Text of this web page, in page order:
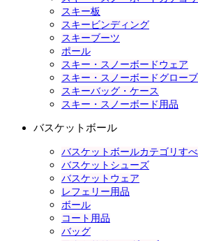
スキー板
スキービンディング
スキーブーツ
ポール
スキー・スノーボードウェア
スキー・スノーボードグローブ
スキーバッグ・ケース
スキー・スノーボード用品
バスケットボール
バスケットボールカテゴリす
バスケットシューズ
バスケットウェア
レフェリー用品
ボール
コート用品
バッグ